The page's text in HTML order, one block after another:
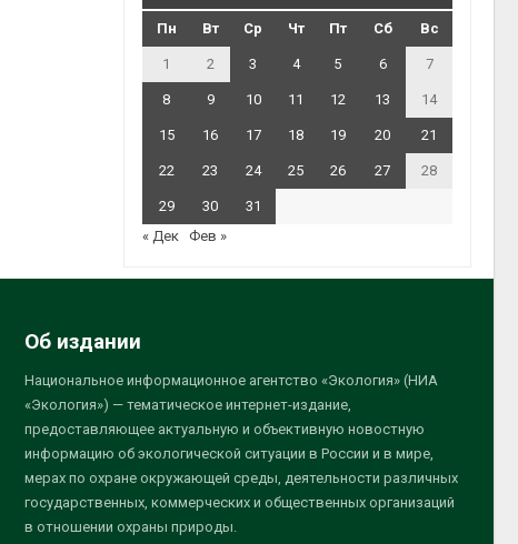
Пн Вт Ср Чт Пт Сб Вс
1 2 3 4 5 6 7
8 9 10 11 12 13 14
15 16 17 18 19 20 21
22 23 24 25 26 27 28
29 30
31
« Дек
Фев »
Об издании
Национальное информационное агентство «Экология» (НИА
«Экология») — тематическое интернет-издание,
предоставляющее актуальную и объективную новостную
информацию об экологической ситуации в России и в мире,
мерах по охране окружающей среды, деятельности различных
государственных, коммерческих и общественных организаций
в отношении охраны природы.